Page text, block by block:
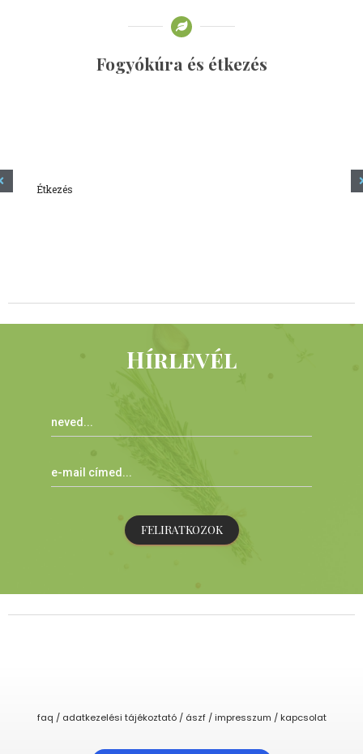
Fogyókúra és étkezés
Étkezés
Hírlevél
FELIRATKOZOK
faq / adatkezelési tájékoztató / ászf / impresszum / kapcsolat